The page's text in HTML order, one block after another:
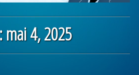
mai 4, 2025